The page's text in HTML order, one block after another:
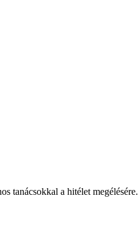
tanácsokkal a hitélet megélésére.